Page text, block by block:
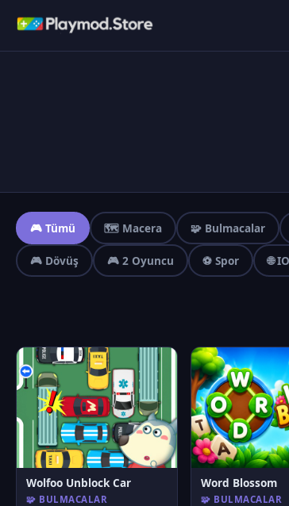
🎮 Tümü 🗺️ Macera 🧩 Bulmacalar
🎮 Dövüş 🎮 2 Oyuncu ⚽ Spor 🌐 IO
Wolfoo Unblock Car
🧩 BULMACALAR
Word Blossom
🧩 BULMACALAR